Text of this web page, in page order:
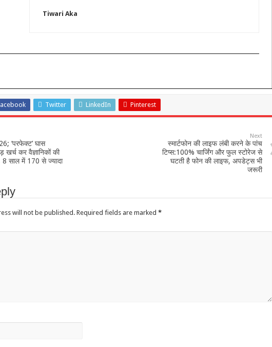
Tiwari Aka
Twitter LinkedIn Pinterest
‘परफेक्ट’ घास
खर्च कर वैज्ञानिकों की
8 साल में 170 से ज्यादा
Next
स्मार्टफोन की लाइफ लंबी करने के पांच
टिप्स:100% चार्जिंग और फुल स्टोरेज से
घटती है फोन की लाइफ, अपडेट्स भी
जरूरी
will not be published. Required fields are marked *